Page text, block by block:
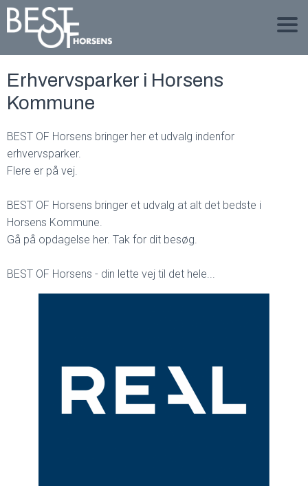
Erhvervsparker i Horsens
Kommune
BEST OF Horsens bringer her et udvalg indenfor
erhvervsparker.
Flere er på vej.
BEST OF Horsens bringer et udvalg at alt det bedste i
Horsens Kommune.
Gå på opdagelse her. Tak for dit besøg.
BEST OF Horsens - din lette vej til det hele...